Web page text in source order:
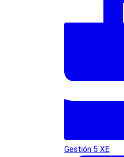
Gestión 5 XE